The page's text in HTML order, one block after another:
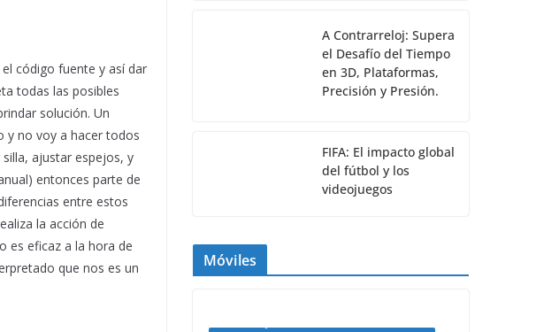
código fuente y así dar
todas las posibles
solución. Un
y no voy a hacer todos
ajustar espejos, y
entonces parte de
entre estos
la acción de
es eficaz a la hora de
que nos es un
A Contrarreloj: Supera
el Desafío del Tiempo
en 3D, Plataformas,
Precisión y Presión.
FIFA: El impacto global
del fútbol y los
videojuegos
Móviles